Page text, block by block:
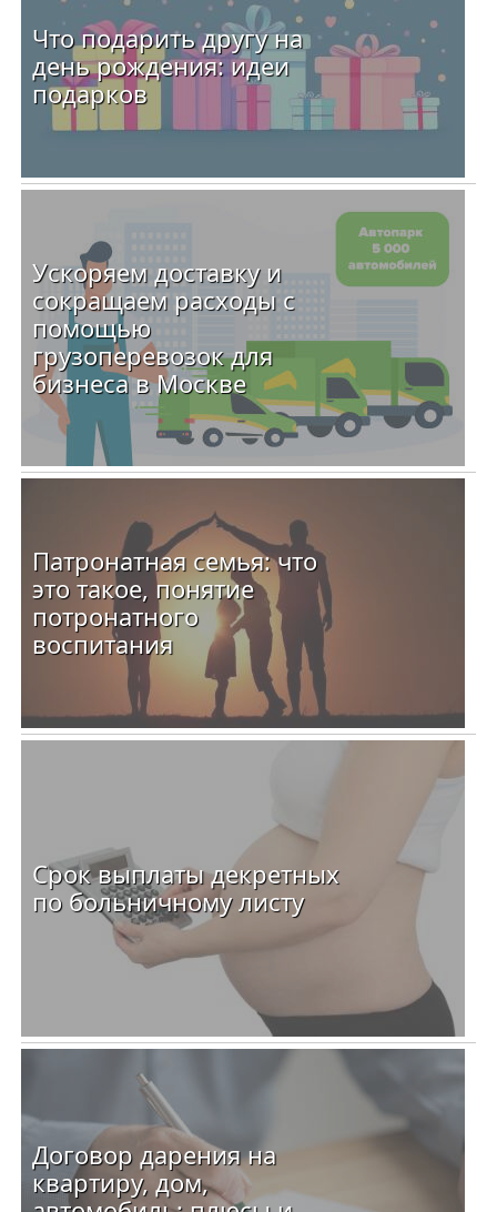
Что подарить другу на
день рождения: идеи
подарков
Ускоряем доставку и
сокращаем расходы с
помощью
грузоперевозок для
бизнеса в Москве
Патронатная семья: что
это такое, понятие
потронатного
воспитания
Срок выплаты декретных
по больничному листу
Договор дарения на
квартиру, дом,